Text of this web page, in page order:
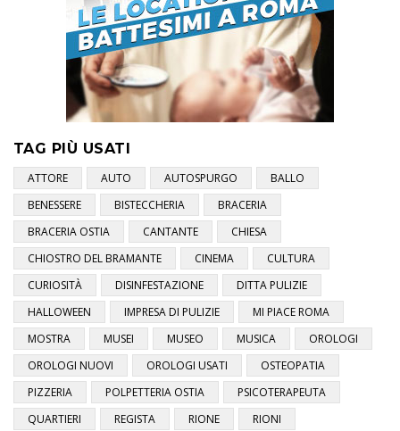
TAG PIÙ USATI
ATTORE AUTO AUTOSPURGO
BALLO
BENESSERE
BISTECCHERIA
BRACERIA
BRACERIA OSTIA
CANTANTE
CHIESA
CHIOSTRO DEL BRAMANTE
CINEMA
CULTURA
CURIOSITÀ
DISINFESTAZIONE
DITTA PULIZIE
HALLOWEEN
IMPRESA DI PULIZIE
MI PIACE ROMA
MOSTRA
MUSEI MUSEO MUSICA
OROLOGI
OROLOGI NUOVI
OROLOGI USATI
OSTEOPATIA
PIZZERIA
POLPETTERIA OSTIA
PSICOTERAPEUTA
QUARTIERI
REGISTA RIONE
RIONI